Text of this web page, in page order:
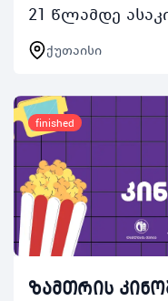
21 წლამდე
ჟიურის
მეშვიდე
სექტემბრის
ქუთაისი
finished
ზამთრის